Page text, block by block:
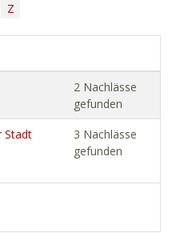
Z
2 Nachlässe
gefunden
Stadt
3 Nachlässe
gefunden